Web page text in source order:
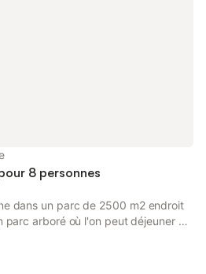
8 personnes
dans un parc de 2500 m2 endroit
arboré où l'on peut déjeuner ou
des fruitiers derrière la maison.
Elles possèdent toutes une